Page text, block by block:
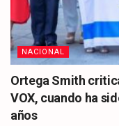
NACIONAL
Ortega Smith
VOX, cuando ha
años